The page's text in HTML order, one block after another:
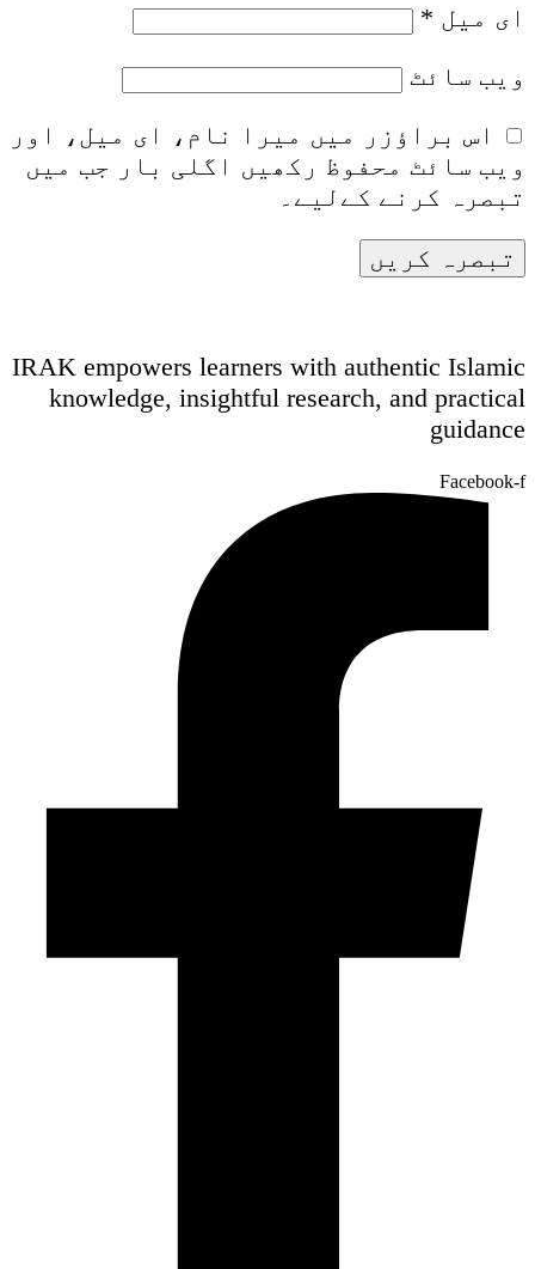
ای میل *
ویب‌ سائٹ
اس براؤزر میں میرا نام، ای میل، اور
ویب سائٹ محفوظ رکھیں اگلی بار جب میں
تبصرہ کرنے کےلیے۔
IRAK empowers learners with authentic Islamic
knowledge, insightful research, and practical
guidance
Facebook-f